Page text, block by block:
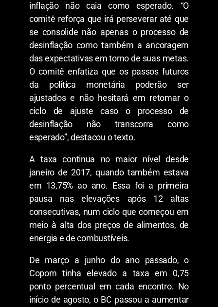
inflação não caia como esperado. “O
comitê reforça que irá perseverar até que
se consolide não apenas o processo de
desinflação como também a ancoragem
das expectativas em torno de suas metas.
O comitê enfatiza que os passos futuros
da política monetária poderão ser
ajustados e não hesitará em retomar o
ciclo de ajuste caso o processo de
desinflação não transcorra como
esperado”, destacou o texto.
A taxa continua no maior nível desde
janeiro de 2017, quando também estava
em 13,75% ao ano. Essa foi a primeira
pausa nas elevações após 12 altas
consecutivas, num ciclo que começou em
meio à alta dos preços de alimentos, de
energia e de combustíveis.
De março a junho do ano passado, o
Copom tinha elevado a taxa em 0,75
ponto percentual em cada encontro. No
início de agosto, o BC passou a aumentar